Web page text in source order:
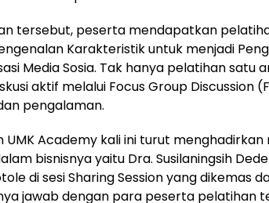
tersebut, peserta mendapatkan
Karakteristik untuk menjadi
Media Sosia. Tak hanya pelatihan satu
aktif melalui Focus Group Discussion
pengalaman.
UMK Academy kali ini turut
bisnisnya yaitu Dra. Susilaningsih
di sesi Sharing Session yang dikemas
jawab dengan para peserta pelatihan